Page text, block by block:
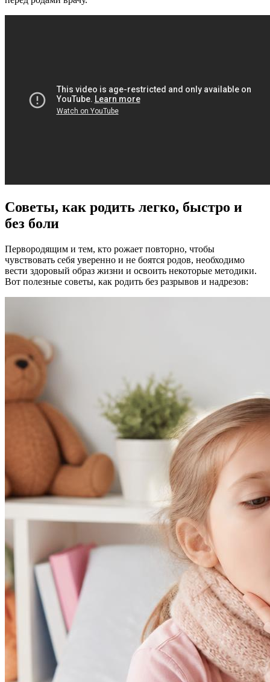
Советы, как родить легко, быстро и
без боли
Первородящим и тем, кто рожает повторно, чтобы
чувствовать себя уверенно и не боятся родов, необходимо
вести здоровый образ жизни и освоить некоторые методики.
Вот полезные советы, как родить без разрывов и надрезов: